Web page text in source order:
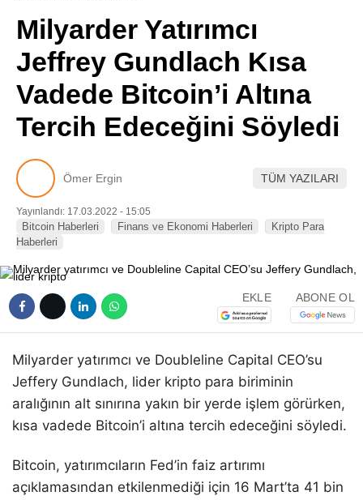
Youtube
TikTok
Milyarder Yatırımcı
Jeffrey Gundlach Kısa
Vadede Bitcoin’i Altına
Tercih Edeceğini Söyledi
Ömer Ergin TÜM YAZILARI
Yayınlandı: 17.03.2022 - 15:05
Bitcoin Haberleri Finans ve Ekonomi Haberleri
Kripto Para
Haberleri
EKLE ABONE OL
Milyarder yatırımcı ve Doubleline Capital CEO’su
Jeffery Gundlach, lider kripto para biriminin
aralığının alt sınırına yakın bir yerde işlem görürken,
kısa vadede Bitcoin’i altına tercih edeceğini söyledi.
Bitcoin, yatırımcıların Fed’in faiz artırımı
açıklamasından etkilenmediği için 16 Mart’ta 41 bin